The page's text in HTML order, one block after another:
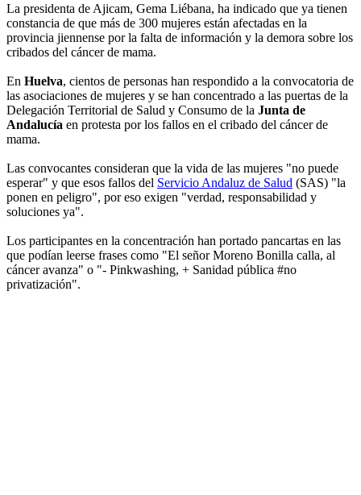
La presidenta de Ajicam, Gema Liébana, ha indicado que ya tienen
constancia de que más de 300 mujeres están afectadas en la
provincia jiennense por la falta de información y la demora sobre los
cribados del cáncer de mama.
En Huelva, cientos de personas han respondido a la convocatoria de
las asociaciones de mujeres y se han concentrado a las puertas de la
Delegación Territorial de Salud y Consumo de la Junta de
Andalucía en protesta por los fallos en el cribado del cáncer de
mama.
Las convocantes consideran que la vida de las mujeres "no puede
esperar" y que esos fallos del Servicio Andaluz de Salud (SAS) "la
ponen en peligro", por eso exigen "verdad, responsabilidad y
soluciones ya".
Los participantes en la concentración han portado pancartas en las
que podían leerse frases como "El señor Moreno Bonilla calla, al
cáncer avanza" o "- Pinkwashing, + Sanidad pública #no
privatización".